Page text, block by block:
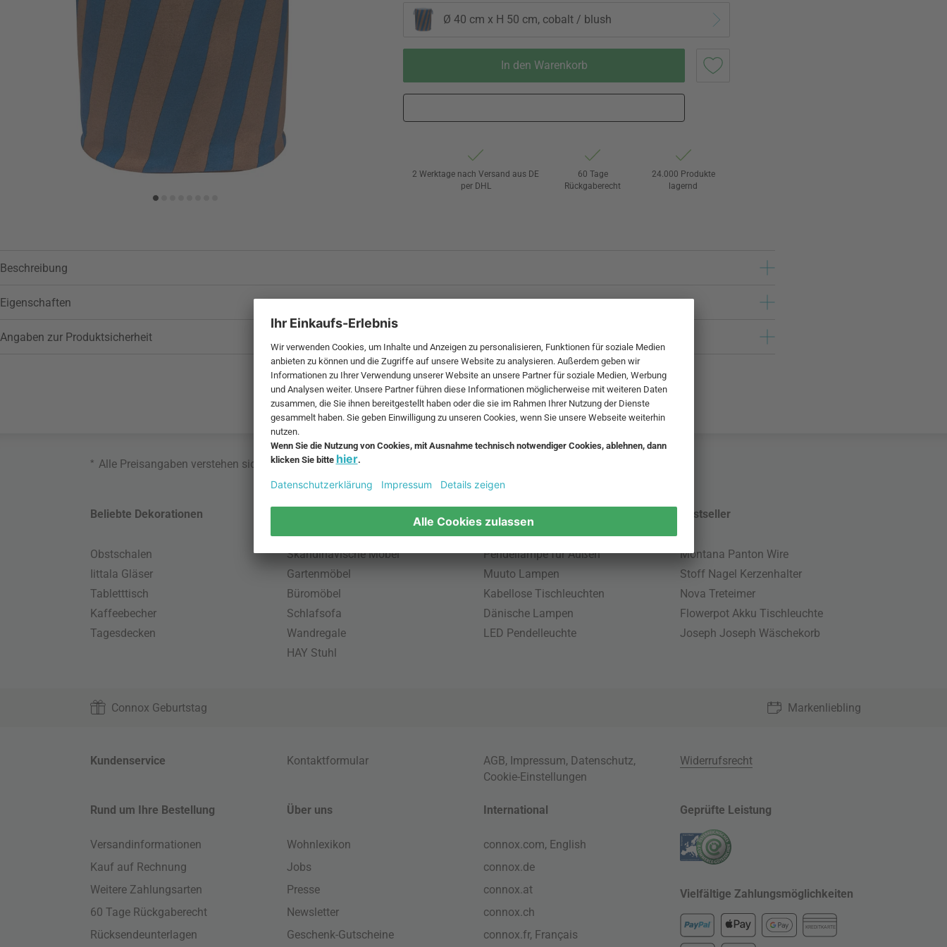
Ø 40 cm x H 50 cm, cobalt / blush
In den Warenkorb
Wunschliste hinzufügen
2 Werktage nach Versand aus DE
per DHL
60 Tage
Rückgaberecht
24.000 Produkte
lagernd
Beschreibung
Eigenschaften
Angaben zur Produktsicherheit
* Alle Preisangaben verstehen sich inklusive MwSt. und zzgl.
Beliebte Dekorationen
Obstschalen
Iittala Gläser
Tabletttisch
Kaffeebecher
Tagesdecken
Skandinavische Möbel
Gartenmöbel
Büromöbel
Schlafsofa
Wandregale
HAY Stuhl
Beliebte Leuchten
Pendellampe für Außen
Muuto Lampen
Kabellose Tischleuchten
Dänische Lampen
LED Pendelleuchte
Bestseller
Montana Panton Wire
Stoff Nagel Kerzenhalter
Nova Treteimer
Flowerpot Akku Tischleuchte
Joseph Joseph Wäschekorb
Connox Geburtstag Markenliebling
Kundenservice Kontaktformular AGB, Impressum, Datenschutz,
Cookie-Einstellungen
Widerrufsrecht
Rund um Ihre Bestellung
Versandinformationen
Kauf auf Rechnung
Weitere Zahlungsarten
60 Tage Rückgaberecht
Rücksendeunterlagen
Über uns
Wohnlexikon
Jobs
Presse
Newsletter
Geschenk-Gutscheine
International
connox.com, English
connox.de
connox.at
connox.ch
connox.fr, Français
Geprüfte Leistung
Vielfältige Zahlungsmöglichkeiten
KREDITKARTE